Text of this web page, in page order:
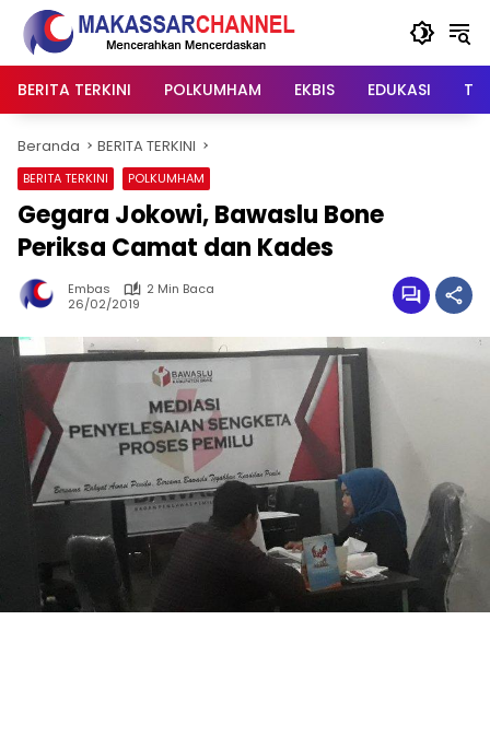
Langsung
konten
BERITA TERKINI
POLKUMHAM EKBIS EDUKASI
Beranda BERITA TERKINI
BERITA TERKINI POLKUMHAM
Gegara Jokowi, Bawaslu Bone
Periksa Camat dan Kades
Embas
2 Min Baca
26/02/2019